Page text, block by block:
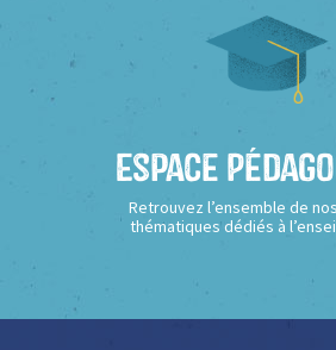
Espace
Retrouvez l’ensemble de
thématiques dédiés à